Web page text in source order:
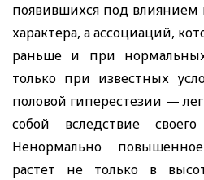
появившихся под
характера, а ассоциаций,
раньше и при нормальных
только при известных
половой гиперестезии —
собой вследствие своего
Ненормально
растет не только в